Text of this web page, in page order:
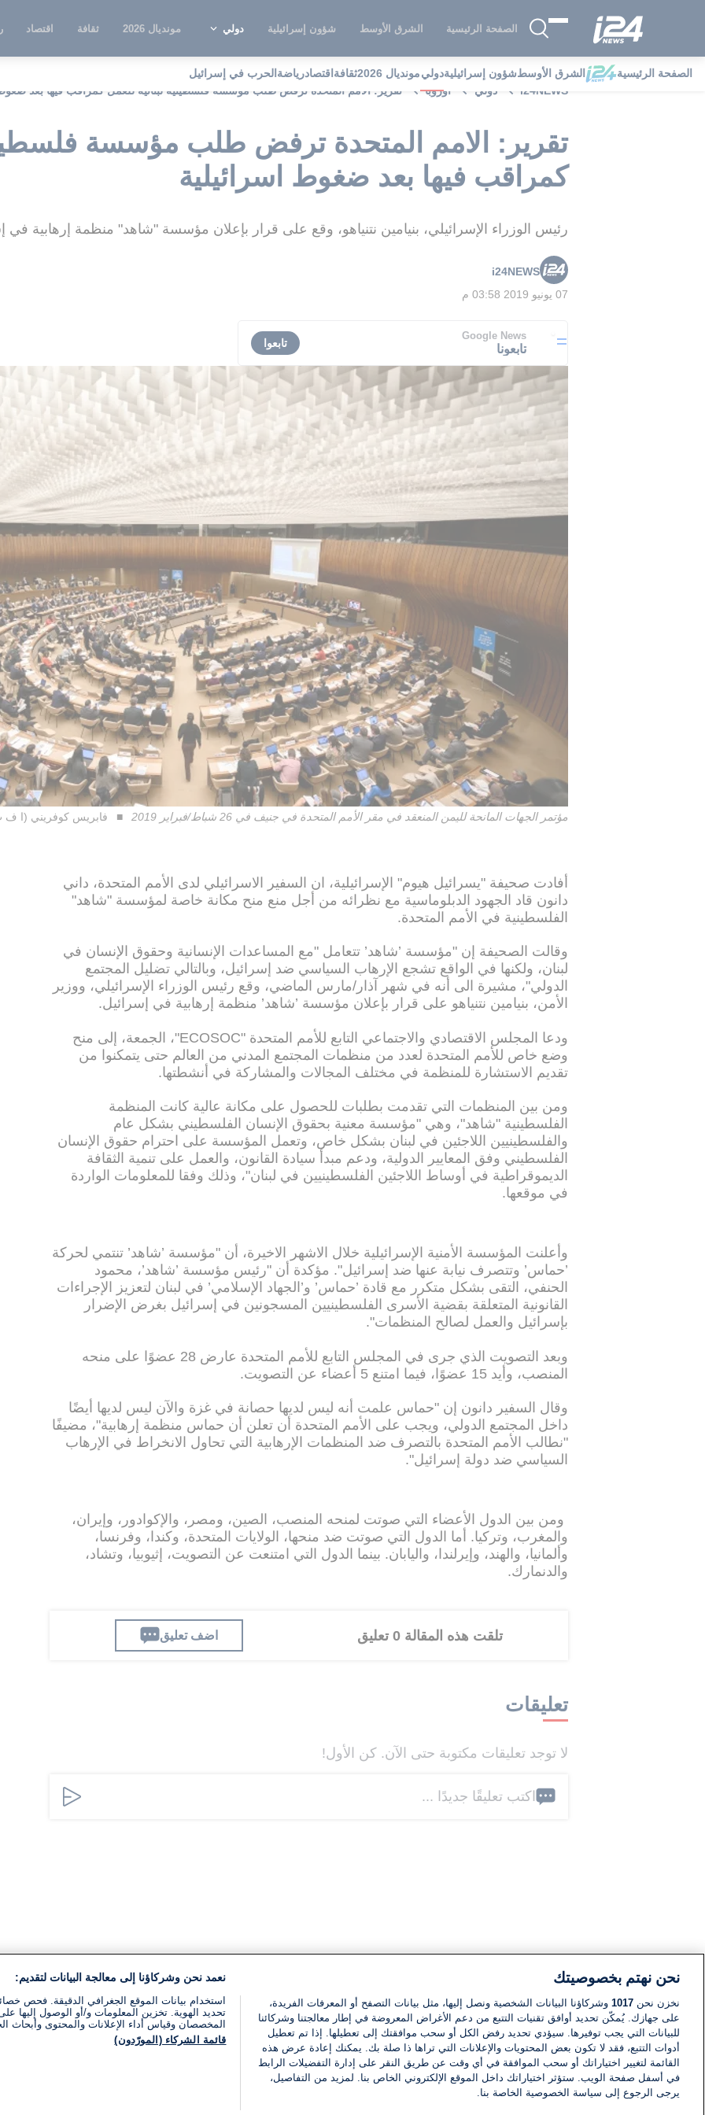
الصفحة الرئيسية الشرق الأوسط شؤون إسرائيلية دولي مونديال 2026 ثقافة اقتصاد
الصفحة الرئيسية الشرق الأوسطشؤون إسرائيليةدوليمونديال 2026 ثقافة اقتصادرياضة الحرب في إسرائيل
i24NEWS
دولي أوروبا تقرير: الامم المتحدة ترفض طلب مؤسسة فلسطينية لبنانية للعمل كمراقب فيها بعد
تقرير: الامم المتحدة ترفض طلب مؤسسة
كمراقب فيها بعد ضغوط اسرائيلية
رئيس الوزراء الإسرائيلي، بنيامين نتنياهو، وقع على قرار بإعلان مؤسسة "شاهد" منظمة إرهابية في
i24NEWS
07 يونيو 2019 03:58 م
Google News
تابعونا تابعوا
مؤتمر الجهات المانحة لليمن المنعقد في مقر الأمم المتحدة في جنيف في 26 شباط/فبراير 2019 فابريس كوفريني (ا
أفادت صحيفة "يسرائيل هيوم" الإسرائيلية، ان السفير الاسرائيلي لدى الأمم المتحدة، داني
دانون قاد الجهود الدبلوماسية مع نظرائه من أجل منع منح مكانة خاصة لمؤسسة "شاهد"
الفلسطينية في الأمم المتحدة.
وقالت الصحيفة إن "مؤسسة ’شاهد’ تتعامل "مع المساعدات الإنسانية وحقوق الإنسان في
لبنان، ولكنها في الواقع تشجع الإرهاب السياسي ضد إسرائيل، وبالتالي تضليل المجتمع
الدولي"، مشيرة الى أنه في شهر آذار/مارس الماضي، وقع رئيس الوزراء الإسرائيلي، ووزير
الأمن، بنيامين نتنياهو على قرار بإعلان مؤسسة ’شاهد’ منظمة إرهابية في إسرائيل.
ودعا المجلس الاقتصادي والاجتماعي التابع للأمم المتحدة "ECOSOC"، الجمعة، إلى منح
وضع خاص للأمم المتحدة لعدد من منظمات المجتمع المدني من العالم حتى يتمكنوا من
تقديم الاستشارة للمنظمة في مختلف المجالات والمشاركة في أنشطتها.
ومن بين المنظمات التي تقدمت بطلبات للحصول على مكانة عالية كانت المنظمة
الفلسطينية "شاهد"، وهي "مؤسسة معنية بحقوق الإنسان الفلسطيني بشكل عام
والفلسطينيين اللاجئين في لبنان بشكل خاص، وتعمل المؤسسة على احترام حقوق الإنسان
الفلسطيني وفق المعايير الدولية، ودعم مبدأ سيادة القانون، والعمل على تنمية الثقافة
الديموقراطية في أوساط اللاجئين الفلسطينيين في لبنان"، وذلك وفقا للمعلومات الواردة
في موقعها.
وأعلنت المؤسسة الأمنية الإسرائيلية خلال الاشهر الاخيرة، أن "مؤسسة ’شاهد’ تنتمي لحركة
’حماس’ وتتصرف نيابة عنها ضد إسرائيل". مؤكدة أن "رئيس مؤسسة ’شاهد’، محمود
الحنفي، التقى بشكل متكرر مع قادة ’حماس’ و’الجهاد الإسلامي’ في لبنان لتعزيز الإجراءات
القانونية المتعلقة بقضية الأسرى الفلسطينيين المسجونين في إسرائيل بغرض الإضرار
بإسرائيل والعمل لصالح المنظمات".
وبعد التصويت الذي جرى في المجلس التابع للأمم المتحدة عارض 28 عضوًا على منحه
المنصب، وأيد 15 عضوًا، فيما امتنع 5 أعضاء عن التصويت.
وقال السفير دانون إن "حماس علمت أنه ليس لديها حصانة في غزة والآن ليس لديها أيضًا
داخل المجتمع الدولي، ويجب على الأمم المتحدة أن تعلن أن حماس منظمة إرهابية"، مضيفًا
"نطالب الأمم المتحدة بالتصرف ضد المنظمات الإرهابية التي تحاول الانخراط في الإرهاب
السياسي ضد دولة إسرائيل".
ومن بين الدول الأعضاء التي صوتت لمنحه المنصب، الصين، ومصر، والإكوادور، وإيران،
والمغرب، وتركيا. أما الدول التي صوتت ضد منحها، الولايات المتحدة، وكندا، وفرنسا،
وألمانيا، والهند، وإيرلندا، واليابان. بينما الدول التي امتنعت عن التصويت، إثيوبيا، وتشاد،
والدنمارك.
تلقت هذه المقالة 0 تعليق اضف تعليق
تعليقات
لا توجد تعليقات مكتوبة حتى الآن. كن الأول!
اكتب تعليقًا جديدًا ...
نحن نهتم بخصوصيتك
نخزن نحن 1017 وشركاؤنا البيانات الشخصية ونصل إليها، مثل بيانات التصفح أو المعرفات الفريدة،
على جهازك. يُمكّن تحديد أوافق تقنيات التتبع من دعم الأغراض المعروضة في إطار معالجتنا وشركائنا
للبيانات التي يجب توفيرها. سيؤدي تحديد رفض الكل أو سحب موافقتك إلى تعطيلها. إذا تم تعطيل
أدوات التتبع، فقد لا تكون بعض المحتويات والإعلانات التي تراها ذا صلة بك. يمكنك إعادة عرض هذه
القائمة لتغيير اختياراتك أو سحب الموافقة في أي وقت عن طريق النقر على إدارة التفضيلات الرابط
في أسفل صفحة الويب. ستؤثر اختياراتك داخل الموقع الإلكتروني الخاص بنا. لمزيد من التفاصيل،
يرجى الرجوع إلى سياسة الخصوصية الخاصة بنا.
نعمد نحن وشركاؤنا إلى معالجة البيانات لتقديم:
استخدام بيانات الموقع الجغرافي الدقيقة. فحص
تحديد الهوية. تخزين المعلومات و/أو الوصول إليها
المخصصان وقياس أداء الإعلانات والمحتوى وأبحاث
قائمة الشركاء (المورّدون)